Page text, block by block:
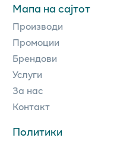
Мапа на сајтот
Производи
Промоции
Брендови
Услуги
За нас
Контакт
Политики